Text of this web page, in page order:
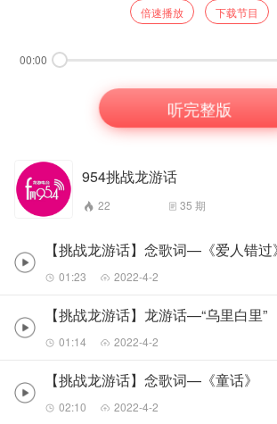
倍速播放 下载节目
00:00
听完整版
954挑战龙游话
22 35 期
【挑战龙游话】念歌词—《爱人错过
01:23 2022-4-2
【挑战龙游话】龙游话—“乌里白里”
01:14 2022-4-2
【挑战龙游话】念歌词—《童话》
02:10 2022-4-2